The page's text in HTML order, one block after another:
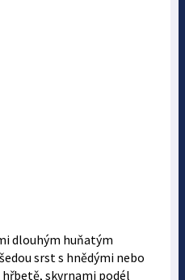
dlouhým huňatým
srst s hnědými nebo
skvrnami podél